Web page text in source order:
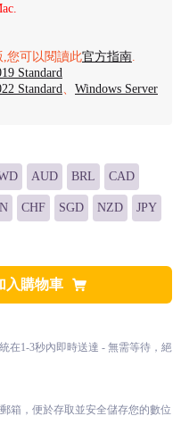
,您可以閱讀此官方指南.
Standard
Standard、 Windows Server
AUD BRL CAD
CHF SGD NZD JPY
入購物車
在1-3秒內即時送達 - 無需等待，絕
箱，便於存取並安全儲存您的數位